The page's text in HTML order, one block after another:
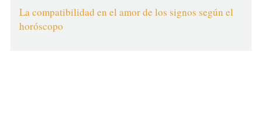
La compatibilidad en el amor de los signos según el
horóscopo